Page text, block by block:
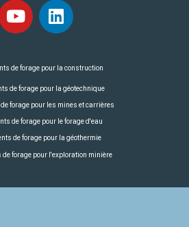
de forage pour la construction
de forage pour la géotechnique
forage pour les mines et carrières
de forage pour le forage d'eau
de forage pour la géothermie
de forage pour l'exploration minière